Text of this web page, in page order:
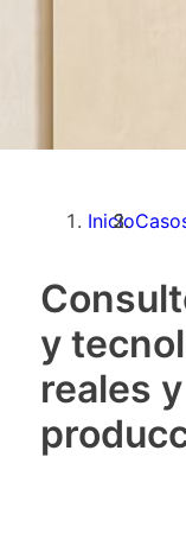
Inicio
y
reales